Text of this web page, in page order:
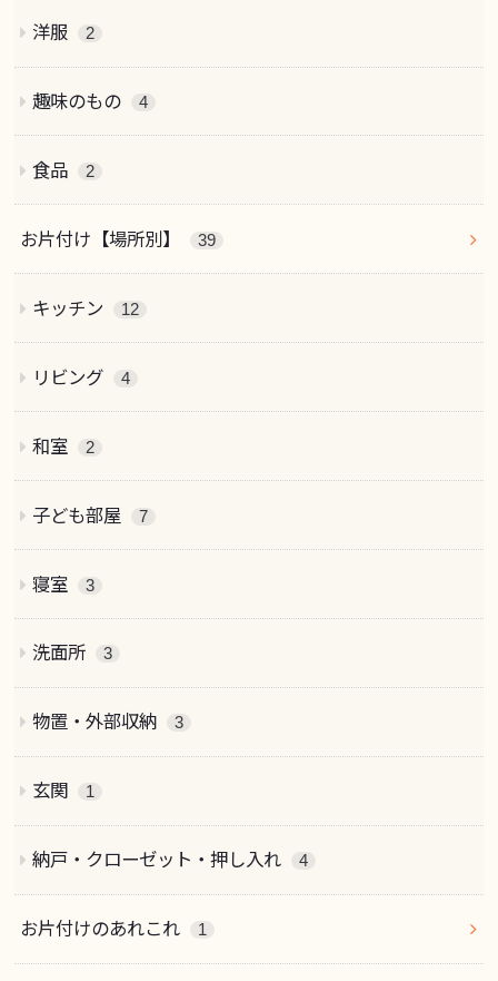
洋服 2
趣味のもの 4
食品 2
お片付け【場所別】 39
キッチン 12
リビング 4
和室 2
子ども部屋 7
寝室 3
洗面所 3
物置・外部収納 3
玄関 1
納戸・クローゼット・押し入れ 4
お片付けのあれこれ 1